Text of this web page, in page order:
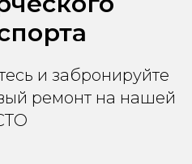
и забронируйте
ремонт на нашей